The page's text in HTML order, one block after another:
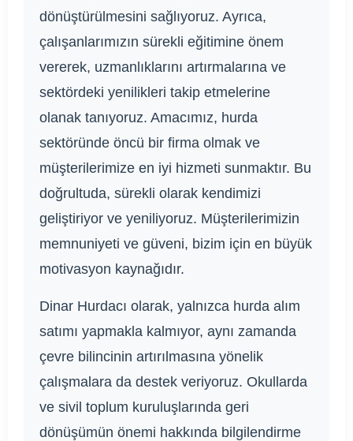
dönüştürülmesini sağlıyoruz. Ayrıca,
çalışanlarımızın sürekli eğitimine önem
vererek, uzmanlıklarını artırmalarına ve
sektördeki yenilikleri takip etmelerine
olanak tanıyoruz. Amacımız, hurda
sektöründe öncü bir firma olmak ve
müşterilerimize en iyi hizmeti sunmaktır. Bu
doğrultuda, sürekli olarak kendimizi
geliştiriyor ve yeniliyoruz. Müşterilerimizin
memnuniyeti ve güveni, bizim için en büyük
motivasyon kaynağıdır.
Dinar Hurdacı olarak, yalnızca hurda alım
satımı yapmakla kalmıyor, aynı zamanda
çevre bilincinin artırılmasına yönelik
çalışmalara da destek veriyoruz. Okullarda
ve sivil toplum kuruluşlarında geri
dönüşümün önemi hakkında bilgilendirme